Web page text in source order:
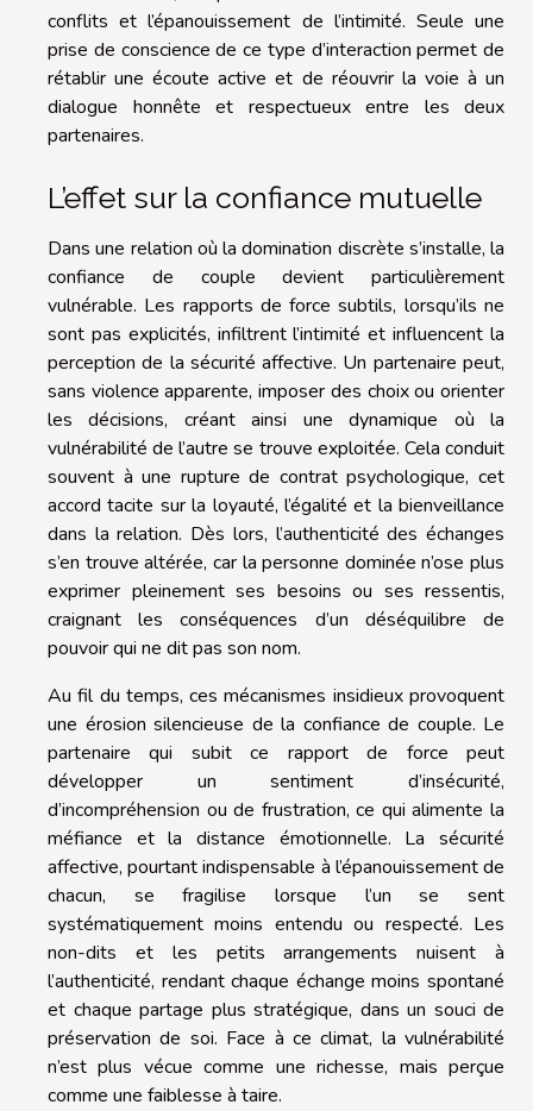
conflits et l’épanouissement de l’intimité. Seule une
prise de conscience de ce type d’interaction permet de
rétablir une écoute active et de réouvrir la voie à un
dialogue honnête et respectueux entre les deux
partenaires.
L’effet sur la confiance mutuelle
Dans une relation où la domination discrète s’installe, la
confiance de couple devient particulièrement
vulnérable. Les rapports de force subtils, lorsqu’ils ne
sont pas explicités, infiltrent l’intimité et influencent la
perception de la sécurité affective. Un partenaire peut,
sans violence apparente, imposer des choix ou orienter
les décisions, créant ainsi une dynamique où la
vulnérabilité de l’autre se trouve exploitée. Cela conduit
souvent à une rupture de contrat psychologique, cet
accord tacite sur la loyauté, l’égalité et la bienveillance
dans la relation. Dès lors, l’authenticité des échanges
s’en trouve altérée, car la personne dominée n’ose plus
exprimer pleinement ses besoins ou ses ressentis,
craignant les conséquences d’un déséquilibre de
pouvoir qui ne dit pas son nom.
Au fil du temps, ces mécanismes insidieux provoquent
une érosion silencieuse de la confiance de couple. Le
partenaire qui subit ce rapport de force peut
développer un sentiment d’insécurité,
d’incompréhension ou de frustration, ce qui alimente la
méfiance et la distance émotionnelle. La sécurité
affective, pourtant indispensable à l’épanouissement de
chacun, se fragilise lorsque l’un se sent
systématiquement moins entendu ou respecté. Les
non-dits et les petits arrangements nuisent à
l’authenticité, rendant chaque échange moins spontané
et chaque partage plus stratégique, dans un souci de
préservation de soi. Face à ce climat, la vulnérabilité
n’est plus vécue comme une richesse, mais perçue
comme une faiblesse à taire.